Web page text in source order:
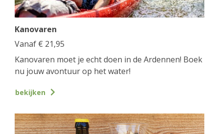
Kanovaren
Vanaf € 21,95
Kanovaren moet je echt doen in de Ardennen! Boek
nu jouw avontuur op het water!
bekijken